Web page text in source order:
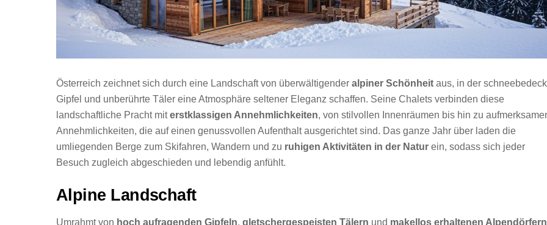
Österreich zeichnet sich durch eine Landschaft von überwältigender alpiner Schönheit aus, in der
Gipfel und unberührte Täler eine Atmosphäre seltener Eleganz schaffen. Seine Chalets verbinden diese
landschaftliche Pracht miterstklassigen Annehmlichkeiten, von stilvollen Innenräumen bis hin zu
Annehmlichkeiten, die auf einen genussvollen Aufenthalt ausgerichtet sind. Das ganze Jahr über laden die
umliegenden Berge zum Skifahren, Wandern und zu ruhigen Aktivitäten in der Natur ein, sodass sich jeder
Besuch zugleich abgeschieden und lebendig anfühlt.
Alpine Landschaft
Umrahmt von hoch aufragenden Gipfeln, gletschergespeisten Tälern und makellos erhaltenen Alpendörfern